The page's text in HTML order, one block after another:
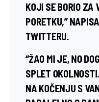
KOJI SE BORIO ZA
PORETKU,”
TWITTERU.
“ŽAO MI JE, NO
SPLET
NA KOČENJU S